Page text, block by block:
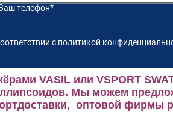
Ваш телефон*
с политикой
VASIL или VSPORT
Мы можем
оптовой фирмы